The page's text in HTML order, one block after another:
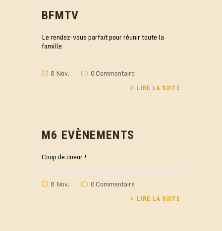
BFMTV
Le rendez-vous parfait pour réunir toute la
famille
8 Nov. 0Commentaire
LIRE LA SUITE
M6 EVÈNEMENTS
Coup de coeur !
8 Nov. 0Commentaire
LIRE LA SUITE